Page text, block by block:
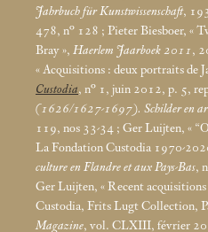
Jahrbuch für Kunstwissenschaft,
478, n° 128 ; Pieter Biesboer, «
Bray», Haerlem Jaarboek 2011,
«Acquisitions : deux portraits de
Custodia, n° 1, juin 2012, p. 5,
(1626/1627-1697). Schilder en
119, nos 33-34 ; Ger Luijten, «
La Fondation Custodia 1970-
culture en Flandre et aux Pays-Bas,
Ger Luijten, «Recent
Custodia, Frits Lugt Collection,
Magazine, vol. CLXIII, février